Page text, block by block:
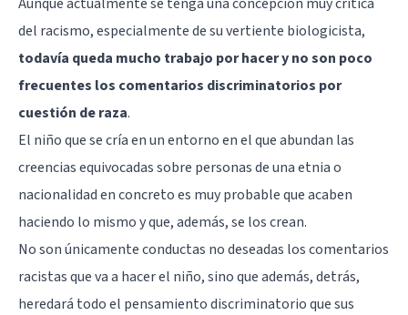
del racismo, especialmente de su vertiente biologicista,
todavía queda mucho trabajo por hacer y no son poco
frecuentes los comentarios discriminatorios por
cuestión de raza.
El niño que se cría en un entorno en el que abundan las
creencias equivocadas sobre personas de una etnia o
nacionalidad en concreto es muy probable que acaben
haciendo lo mismo y que, además, se los crean.
No son únicamente conductas no deseadas los comentarios
racistas que va a hacer el niño, sino que además, detrás,
heredará todo el pensamiento discriminatorio que sus